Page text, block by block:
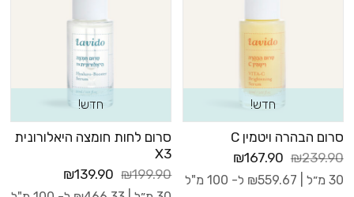
חדש!
סרום הבהרה ויטמין C
₪239.90
₪167.90
30 מ״ל | ₪559.67 ל- 100 מ"ל
חדש!
סרום לחות חומצה היאלורונית
X3
₪199.90
₪139.90